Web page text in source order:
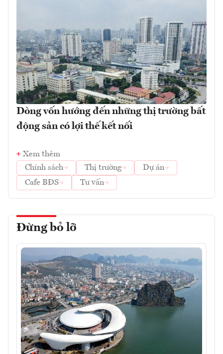
Dòng vốn hướng đến những thị trường bất
động sản có lợi thế kết nối
Xem thêm
Chính sách
Thị trường
Dự án
Cafe BĐS
Tư vấn
Đừng bỏ lỡ